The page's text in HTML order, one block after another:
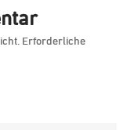
Erforderliche